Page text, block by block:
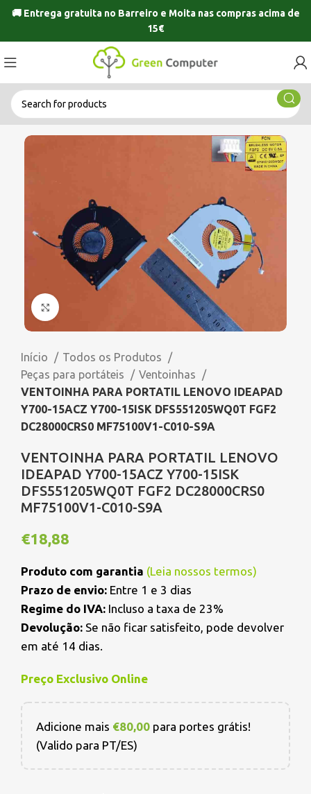
🚚 Entrega gratuita no Barreiro e Moitanas compras acima de
15€
Início
Todos os Produtos
Peças para portáteis
Ventoinhas
VENTOINHA PARA PORTATIL LENOVO IDEAPAD
Y700-15ACZ Y700-15ISK DFS551205WQ0T FGF2
DC28000CRS0 MF75100V1-C010-S9A
VENTOINHA PARA PORTATIL LENOVO
IDEAPAD Y700-15ACZ Y700-15ISK
DFS551205WQ0T FGF2 DC28000CRS0
MF75100V1-C010-S9A
€18,88
Produto com garantia (Leia nossos termos)
Prazo de envio: Entre 1 e 3 dias
Regime do IVA: Incluso a taxa de 23%
Devolução: Se não ficar satisfeito, pode devolver
em até 14 dias.
Preço Exclusivo Online
Adicione mais €80,00 para portes grátis!
(Valido para PT/ES)